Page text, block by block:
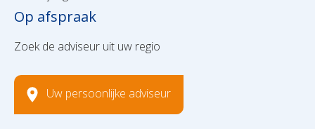
Op afspraak
Zoek de adviseur uit uw regio
Uw persoonlijke adviseur